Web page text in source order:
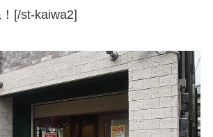
[/st-kaiwa2]